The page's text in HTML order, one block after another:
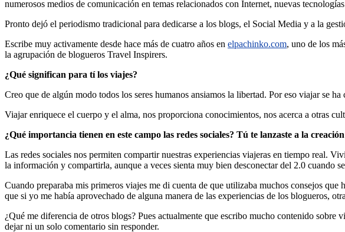
numerosos medios de comunicación en temas relacionados con Internet, nuevas
Pronto dejó el periodismo tradicional para dedicarse a los blogs, el Social Media y a la
Escribe muy activamente desde hace más de cuatro años en elpachinko.com, uno de los
la agrupación de blogueros Travel Inspirers.
¿Qué significan para tí los viajes?
Creo que de algún modo todos los seres humanos ansiamos la libertad. Por eso viajar se
Viajar enriquece el cuerpo y el alma, nos proporciona conocimientos, nos acerca a otras
¿Qué importancia tienen en este campo las redes sociales? Tú te lanzaste a la
Las redes sociales nos permiten compartir nuestras experiencias viajeras en tiempo real.
la información y compartirla, aunque a veces sienta muy bien desconectar del 2.0 cuando
Cuando preparaba mis primeros viajes me di cuenta de que utilizaba muchos consejos
que si yo me había aprovechado de alguna manera de las experiencias de los blogueros,
¿Qué me diferencia de otros blogs? Pues actualmente que escribo mucho contenido
dejar ni un solo comentario sin responder.